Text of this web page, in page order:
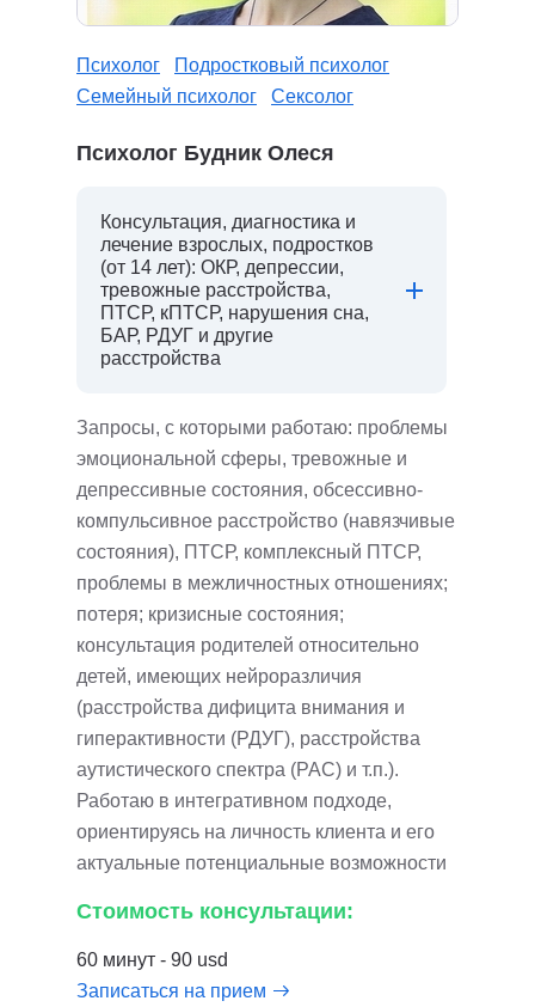
Психолог
Подростковый психолог
Семейный психолог
Сексолог
Психолог Будник Олеся
Консультация, диагностика и
лечение взрослых, подростков
(от 14 лет): ОКР, депрессии,
тревожные расстройства,
ПТСР, кПТСР, нарушения сна,
БАР, РДУГ и другие
расстройства
Запросы, с которыми работаю: проблемы
эмоциональной сферы, тревожные и
депрессивные состояния, обсессивно-
компульсивное расстройство (навязчивые
состояния), ПТСР, комплексный ПТСР,
проблемы в межличностных отношениях;
потеря; кризисные состояния;
консультация родителей относительно
детей, имеющих нейроразличия
(расстройства дифицита внимания и
гиперактивности (РДУГ), расстройства
аутистического спектра (РАС) и т.п.).
Работаю в интегративном подходе,
ориентируясь на личность клиента и его
актуальные потенциальные возможности
Стоимость консультации:
60 минут - 90 usd
Записаться на прием